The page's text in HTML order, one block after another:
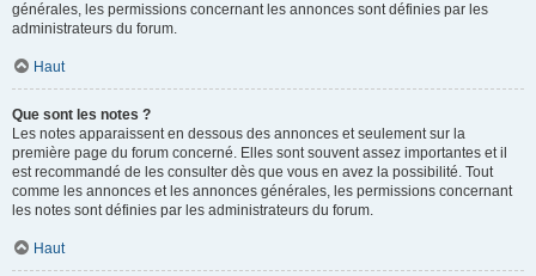
générales, les permissions concernant les annonces sont définies par les
administrateurs du forum.
Haut
Que sont les notes ?
Les notes apparaissent en dessous des annonces et seulement sur la
première page du forum concerné. Elles sont souvent assez importantes et il
est recommandé de les consulter dès que vous en avez la possibilité. Tout
comme les annonces et les annonces générales, les permissions concernant
les notes sont définies par les administrateurs du forum.
Haut